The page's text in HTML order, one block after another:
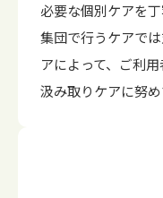
必要な個別ケアを丁
集団で行うケアで
アによって、ご利
汲み取りケアに努め